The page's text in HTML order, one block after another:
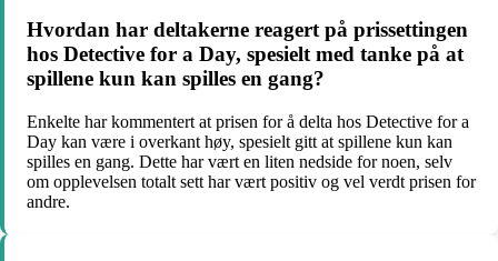
Hvordan har deltakerne reagert på prissettingen
hos Detective for a Day, spesielt med tanke på at
spillene kun kan spilles en gang?
Enkelte har kommentert at prisen for å delta hos Detective for a
Day kan være i overkant høy, spesielt gitt at spillene kun kan
spilles en gang. Dette har vært en liten nedside for noen, selv
om opplevelsen totalt sett har vært positiv og vel verdt prisen for
andre.